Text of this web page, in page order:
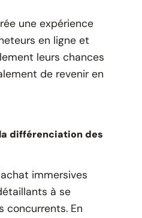
une expérience
en ligne et
leurs chances
de revenir en
différenciation des
immersives
à se
concurrents. En